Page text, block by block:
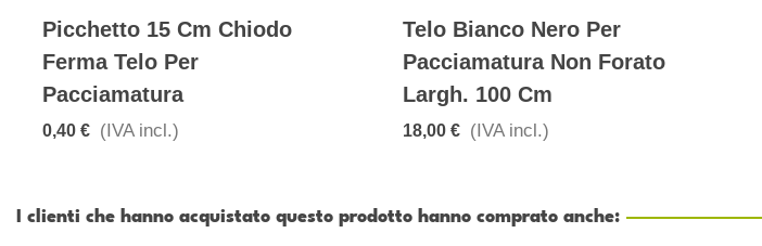
Picchetto 15 Cm Chiodo
Ferma Telo Per
Pacciamatura
0,40 € (IVA incl.)
Telo Bianco Nero Per
Pacciamatura Non Forato
Largh. 100 Cm
18,00 € (IVA incl.)
I clienti che hanno acquistato questo prodotto hanno comprato anche: